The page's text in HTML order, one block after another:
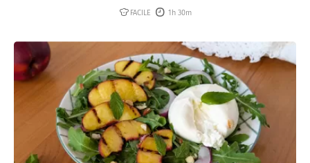
FACILE 1h 30m